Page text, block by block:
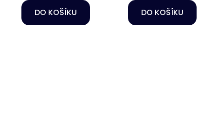
DO KOŠÍKU DO KOŠÍKU